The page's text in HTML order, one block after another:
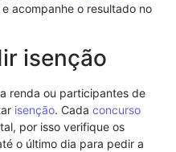
acompanhe o resultado no
isenção
renda ou participantes de
isenção. Cada concurso
por isso verifique os
o último dia para pedir a